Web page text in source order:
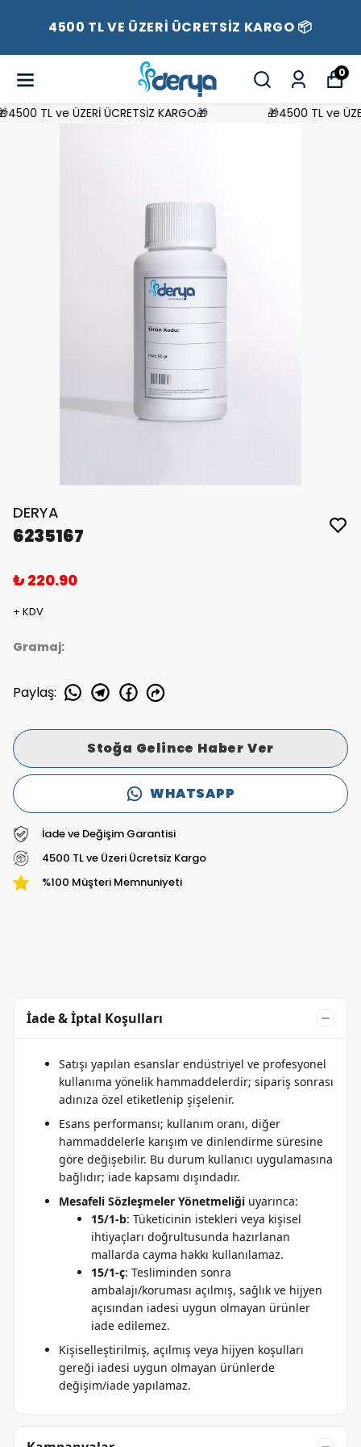
4500 TL VE ÜZERİ ÜCRETSİZ KARGO 📦
0
TL ve ÜZERİ ÜCRETSİZ KARGO🎁 🎁4500 TL ve
DERYA
6235167
₺ 220.90
+ KDV
Gramaj:
Paylaş:
Stoğa Gelince Haber Ver
WHATSAPP
İade ve Değişim Garantisi
4500 TL ve Üzeri Ücretsiz Kargo
%100 Müşteri Memnuniyeti
İade & İptal Koşulları
Satışı yapılan esanslar endüstriyel ve profesyonel
kullanıma yönelik hammaddelerdir; sipariş sonrası
adınıza özel etiketlenip şişelenir.
Esans performansı; kullanım oranı, diğer
hammaddelerle karışım ve dinlendirme süresine
göre değişebilir. Bu durum kullanıcı uygulamasına
bağlıdır; iade kapsamı dışındadır.
Mesafeli Sözleşmeler Yönetmeliği uyarınca:
15/1-b: Tüketicinin istekleri veya kişisel
ihtiyaçları doğrultusunda hazırlanan
mallarda cayma hakkı kullanılamaz.
15/1-ç: Tesliminden sonra
ambalajı/koruması açılmış, sağlık ve hijyen
açısından iadesi uygun olmayan ürünler
iade edilemez.
Kişiselleştirilmiş, açılmış veya hijyen koşulları
gereği iadesi uygun olmayan ürünlerde
değişim/iade yapılamaz.